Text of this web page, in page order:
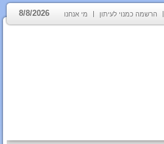
הרשמה כמנוי לעיתון מי אנחנו 8/8/2026